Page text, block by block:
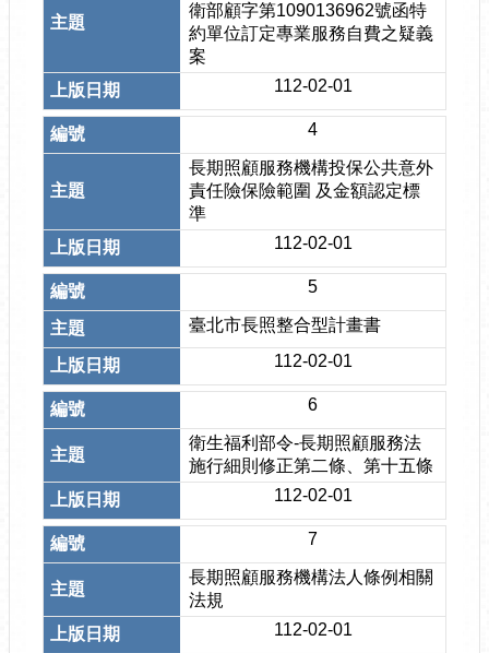
衛部顧字第1090136962號函特
約單位訂定專業服務自費之疑義
案
112-02-01
4
長期照顧服務機構投保公共意外
責任險保險範圍 及金額認定標
準
112-02-01
5
臺北市長照整合型計畫書
112-02-01
6
衛生福利部令-長期照顧服務法
施行細則修正第二條、第十五條
112-02-01
7
長期照顧服務機構法人條例相關
法規
112-02-01